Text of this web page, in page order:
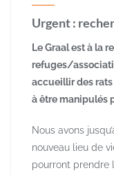
Urgent :
Le Graal est à la
refuges/
accueillir des
à être manipulés
Nous avons
nouveau lieu de
pourront prendre